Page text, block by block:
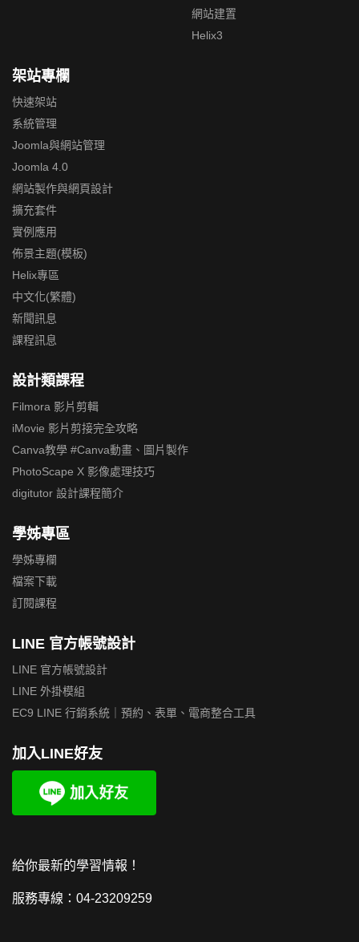
網站建置
Helix3
架站專欄
快速架站
系統管理
Joomla與網站管理
Joomla 4.0
網站製作與網頁設計
擴充套件
實例應用
佈景主題(模板)
Helix專區
中文化(繁體)
新聞訊息
課程訊息
設計類課程
Filmora 影片剪輯
iMovie 影片剪接完全攻略
Canva教學 #Canva動畫、圖片製作
PhotoScape X 影像處理技巧
digitutor 設計課程簡介
學姊專區
學姊專欄
檔案下載
訂閱課程
LINE 官方帳號設計
LINE 官方帳號設計
LINE 外掛模組
EC9 LINE 行銷系統｜預約、表單、電商整合工具
加入LINE好友
給你最新的學習情報！
服務專線：04-23209259